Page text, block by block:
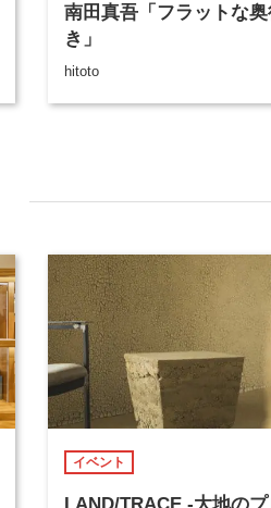
南田真吾「フラットな
き」
hitoto
イベント
LAND/TRACE -大地の